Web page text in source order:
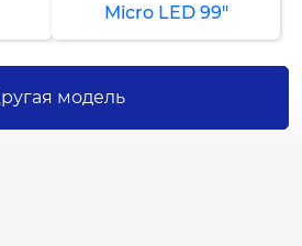
Micro LED 99"
модель